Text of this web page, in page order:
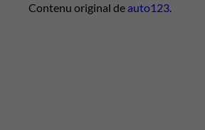
Contenu original de auto123.